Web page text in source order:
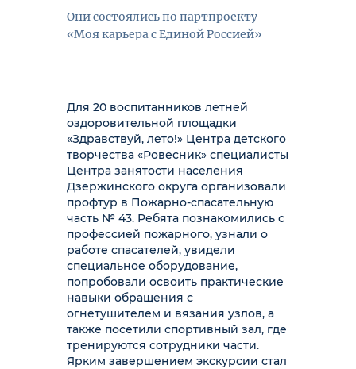
Они состоялись по партпроекту
«Моя карьера с Единой Россией»
Для 20 воспитанников летней
оздоровительной площадки
«Здравствуй, лето!» Центра детского
творчества «Ровесник» специалисты
Центра занятости населения
Дзержинского округа организовали
профтур в Пожарно-спасательную
часть № 43. Ребята познакомились с
профессией пожарного, узнали о
работе спасателей, увидели
специальное оборудование,
попробовали освоить практические
навыки обращения с
огнетушителем и вязания узлов, а
также посетили спортивный зал, где
тренируются сотрудники части.
Ярким завершением экскурсии стал